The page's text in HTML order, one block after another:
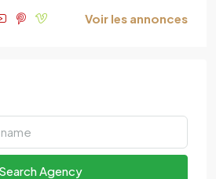
Voir les annonces
Search Agency